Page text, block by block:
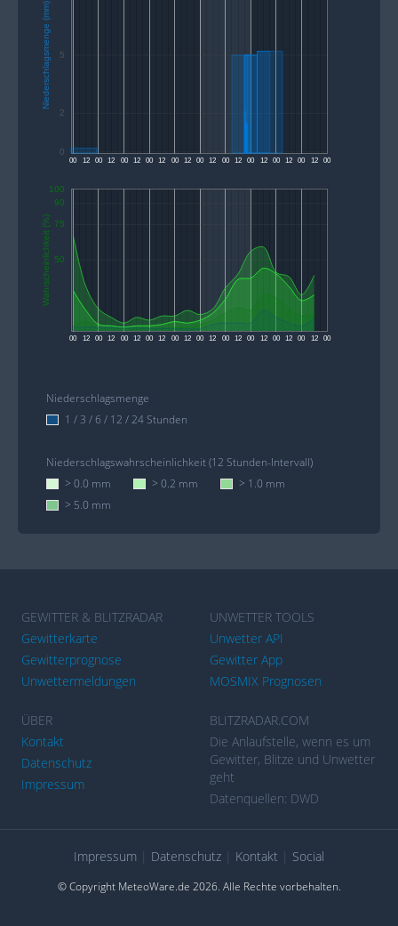
00 12 00 12 00 12 00 12 00 12 00 12 00 12 00 12 00 12 00 12 00
Niederschlagsmenge (mm)
0
2
5
00 12 00 12 00 12 00 12 00 12 00 12 00 12 00 12 00 12 00 12 00
Wahrscheinlichkeit (%) 50
75
90
100
Niederschlagsmenge
1 / 3 / 6 / 12 / 24 Stunden
Niederschlagswahrscheinlichkeit (12 Stunden-Intervall)
> 0.0 mm
> 0.2 mm
> 1.0 mm
> 5.0 mm
GEWITTER & BLITZRADAR
Gewitterkarte
Gewitterprognose
Unwettermeldungen
UNWETTER TOOLS
Unwetter API
Gewitter App
MOSMIX Prognosen
ÜBER
Kontakt
Datenschutz
Impressum
BLITZRADAR.COM
Die Anlaufstelle, wenn es um
Gewitter, Blitze und Unwetter
geht
Datenquellen: DWD
Impressum Datenschutz Kontakt Social
© Copyright MeteoWare.de 2026. Alle Rechte vorbehalten.